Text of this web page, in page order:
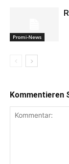
Promi-News
Kommentieren